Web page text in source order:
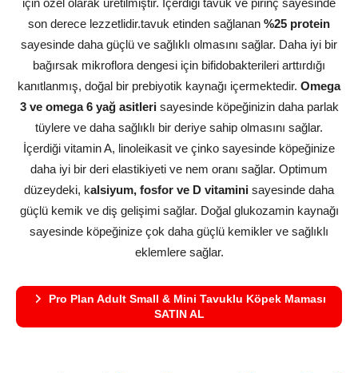
için özel olarak üretilmiştir. İçerdiği tavuk ve pirinç sayesinde
son derece lezzetlidir.tavuk etinden sağlanan %25 protein
sayesinde daha güçlü ve sağlıklı olmasını sağlar. Daha iyi bir
bağırsak mikroflora dengesi için bifidobakterileri arttırdığı
kanıtlanmış, doğal bir prebiyotik kaynağı içermektedir. Omega
3 ve omega 6 yağ asitlerisayesinde köpeğinizin daha parlak
tüylere ve daha sağlıklı bir deriye sahip olmasını sağlar.
İçerdiği vitamin A, linoleikasit ve çinko sayesinde köpeğinize
daha iyi bir deri elastikiyeti ve nem oranı sağlar. Optimum
düzeydeki, kalsiyum, fosfor ve D vitamini sayesinde daha
güçlü kemik ve diş gelişimi sağlar. Doğal glukozamin kaynağı
sayesinde köpeğinize çok daha güçlü kemikler ve sağlıklı
eklemlere sağlar.
Pro Plan Adult Small & Mini Tavuklu Köpek Maması
SATIN AL